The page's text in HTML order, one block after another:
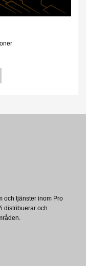
och tjänster inom Pro
distribuerar och